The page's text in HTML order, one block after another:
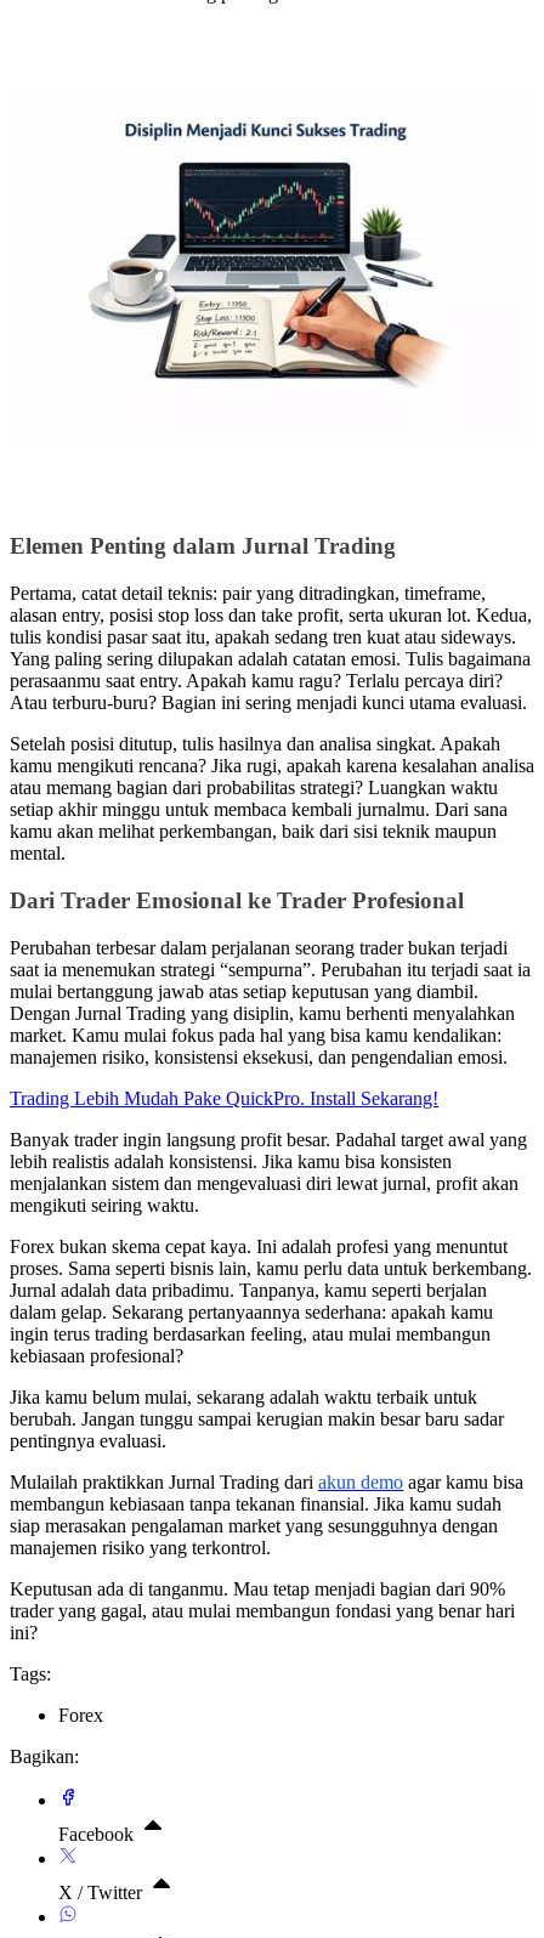
Elemen Penting dalam Jurnal Trading
Pertama, catat detail teknis: pair yang ditradingkan, timeframe,
alasan entry, posisi stop loss dan take profit, serta ukuran lot. Kedua,
tulis kondisi pasar saat itu, apakah sedang tren kuat atau sideways.
Yang paling sering dilupakan adalah catatan emosi. Tulis bagaimana
perasaanmu saat entry. Apakah kamu ragu? Terlalu percaya diri?
Atau terburu-buru? Bagian ini sering menjadi kunci utama evaluasi.
Setelah posisi ditutup, tulis hasilnya dan analisa singkat. Apakah
kamu mengikuti rencana? Jika rugi, apakah karena kesalahan analisa
atau memang bagian dari probabilitas strategi? Luangkan waktu
setiap akhir minggu untuk membaca kembali jurnalmu. Dari sana
kamu akan melihat perkembangan, baik dari sisi teknik maupun
mental.
Dari Trader Emosional ke Trader Profesional
Perubahan terbesar dalam perjalanan seorang trader bukan terjadi
saat ia menemukan strategi “sempurna”. Perubahan itu terjadi saat ia
mulai bertanggung jawab atas setiap keputusan yang diambil.
Dengan Jurnal Trading yang disiplin, kamu berhenti menyalahkan
market. Kamu mulai fokus pada hal yang bisa kamu kendalikan:
manajemen risiko, konsistensi eksekusi, dan pengendalian emosi.
Trading Lebih Mudah Pake QuickPro. Install Sekarang!
Banyak trader ingin langsung profit besar. Padahal target awal yang
lebih realistis adalah konsistensi. Jika kamu bisa konsisten
menjalankan sistem dan mengevaluasi diri lewat jurnal, profit akan
mengikuti seiring waktu.
Forex bukan skema cepat kaya. Ini adalah profesi yang menuntut
proses. Sama seperti bisnis lain, kamu perlu data untuk berkembang.
Jurnal adalah data pribadimu. Tanpanya, kamu seperti berjalan
dalam gelap. Sekarang pertanyaannya sederhana: apakah kamu
ingin terus trading berdasarkan feeling, atau mulai membangun
kebiasaan profesional?
Jika kamu belum mulai, sekarang adalah waktu terbaik untuk
berubah. Jangan tunggu sampai kerugian makin besar baru sadar
pentingnya evaluasi.
Mulailah praktikkan Jurnal Trading dari akun demo agar kamu bisa
membangun kebiasaan tanpa tekanan finansial. Jika kamu sudah
siap merasakan pengalaman market yang sesungguhnya dengan
manajemen risiko yang terkontrol.
Keputusan ada di tanganmu. Mau tetap menjadi bagian dari 90%
trader yang gagal, atau mulai membangun fondasi yang benar hari
ini?
Tags:
Forex
Bagikan:
Facebook
X / Twitter